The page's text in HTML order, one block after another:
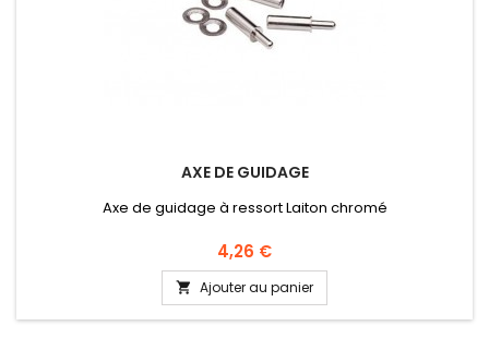
AXE DE GUIDAGE
Axe de guidage à ressort Laiton chromé
Prix
4,26 €
 Ajouter au panier